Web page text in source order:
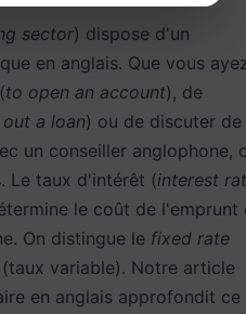
sector) dispose d'un
en anglais. Que vous
to open an account), de
a loan) ou de discuter de
un conseiller anglophone,
Le taux d'intérêt (interest
le coût de l'emprunt
On distingue le fixed rate
(taux variable). Notre article
en anglais approfondit ce